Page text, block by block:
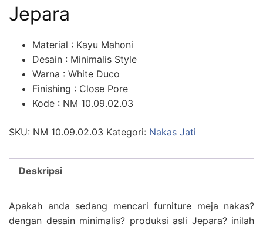
Jepara
Material : Kayu Mahoni
Desain : Minimalis Style
Warna : White Duco
Finishing : Close Pore
Kode : NM 10.09.02.03
SKU: NM 10.09.02.03 Kategori: Nakas Jati
Deskripsi
Apakah anda sedang mencari furniture meja nakas?
dengan desain minimalis? produksi asli Jepara? inilah